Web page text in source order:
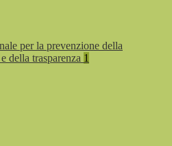
per la prevenzione della
della trasparenza 1